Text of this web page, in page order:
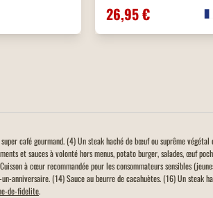
26,95 €
café gourmand. (4) Un steak haché de bœuf ou suprême
et sauces à volonté hors menus, potato burger, salades, œuf
à cœur recommandée pour les consommateurs sensibles
(14) Sauce au beurre de cacahuètes. (16) Un steak
de-fidelite.